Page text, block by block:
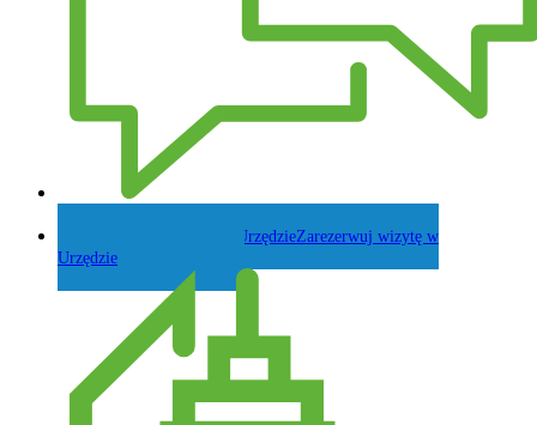
Zarezerwuj wizytę w
Urzędzie